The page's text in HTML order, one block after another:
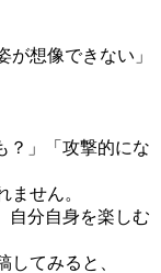
想像できない」
？」「攻撃的にな
ません。
自分自身を楽しむ
してみると、